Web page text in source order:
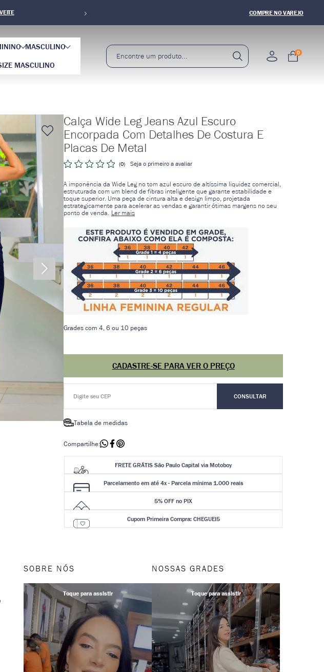
COMPRE NO VAREJO
MASCULINO
MASCULINO
0
Calça Wide Leg Jeans Azul Escuro
Encorpada Com Detalhes De Costura E
Placas De Metal
(0) Seja o primeiro a avaliar
A imponência da Wide Leg no tom azul escuro de altíssima liquidez comercial,
estruturada com um blend de fibras inteligente que garante estabilidade e
toque superior. Uma peça de cintura alta e design limpo, projetada
estrategicamente para acelerar as vendas e garantir ótimas margens no seu
ponto de venda. Ler mais
CADASTRE-SE PARA VER O PREÇO
Grades com 4, 6 ou 10 peças
Tabela de medidas
Compartilhe:
FRETE GRÁTIS São Paulo Capital via Motoboy
Parcelamento em até 4x - Parcela mínima 1.000 reais
5% OFF no PIX
Cupom Primeira Compra: CHEGUEI5
SOBRE NÓS NOSSAS GRADES